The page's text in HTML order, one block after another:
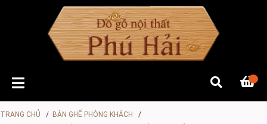
TRANG CHỦ / BÀN GHẾ PHÒNG KHÁCH
/